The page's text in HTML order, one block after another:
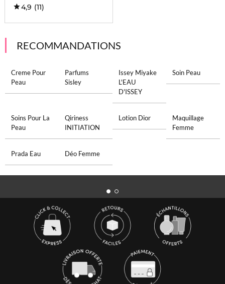
4,9 (11)
RECOMMANDATIONS
Creme Pour
Peau
Parfums
Sisley
Issey Miyake
L'EAU
D'ISSEY
Soin Peau
Soins Pour La
Peau
Qiriness
INITIATION
Lotion Dior
Maquillage
Femme
Prada Eau Déo Femme